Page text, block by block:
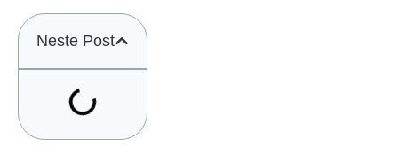
Neste Post